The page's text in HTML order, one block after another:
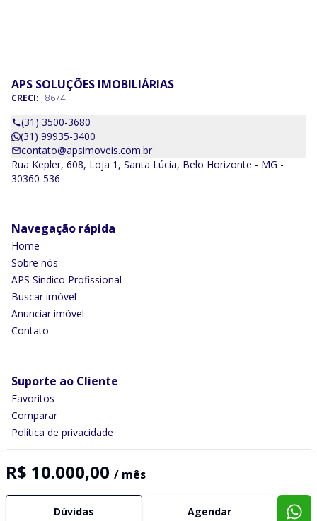
R$ 10.000,00 / mês
Dúvidas Agendar
APS SOLUÇÕES IMOBILIÁRIAS
CRECI: J 8674
(31) 3500-3680
(31) 99935-3400
contato@apsimoveis.com.br
Rua Kepler, 608, Loja 1, Santa Lúcia, Belo Horizonte - MG -
30360-536
Navegação rápida
Home
Sobre nós
APS Síndico Profissional
Buscar imóvel
Anunciar imóvel
Contato
Suporte ao Cliente
Favoritos
Comparar
Política de privacidade
Selo de Tecnologia Loft